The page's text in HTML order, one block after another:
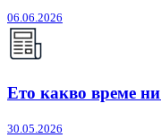
06.06.2026
Ето какво време
30.05.2026